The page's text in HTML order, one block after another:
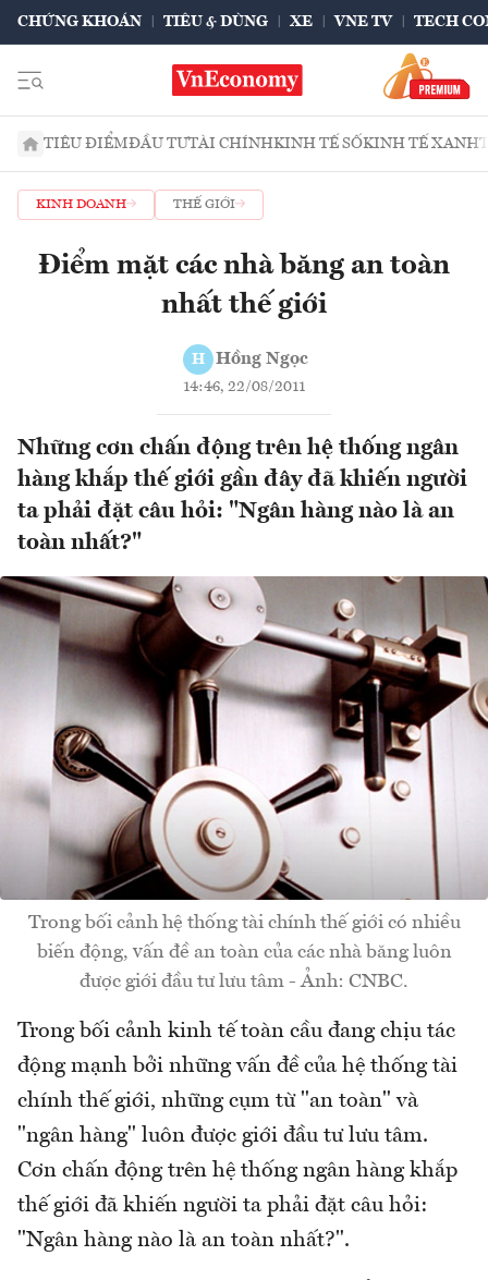
CHỨNG KHOÁN TIÊU & DÙNG XE VNE TV TECH
TIÊU ĐIỂMĐẦU TƯTÀI CHÍNHKINH TẾ SỐKINH TẾ XANH
KINH DOANH THẾ GIỚI
Điểm mặt các nhà băng an toàn
nhất thế giới
H Hồng Ngọc
14:46, 22/08/2011
Những cơn chấn động trên hệ thống ngân
hàng khắp thế giới gần đây đã khiến người
ta phải đặt câu hỏi: "Ngân hàng nào là an
toàn nhất?"
Trong bối cảnh hệ thống tài chính thế giới có nhiều
biến động, vấn đề an toàn của các nhà băng luôn
được giới đầu tư lưu tâm - Ảnh: CNBC.
Trong bối cảnh kinh tế toàn cầu đang chịu tác
động mạnh bởi những vấn đề của hệ thống tài
chính thế giới, những cụm từ "an toàn" và
"ngân hàng" luôn được giới đầu tư lưu tâm.
Cơn chấn động trên hệ thống ngân hàng khắp
thế giới đã khiến người ta phải đặt câu hỏi:
"Ngân hàng nào là an toàn nhất?".